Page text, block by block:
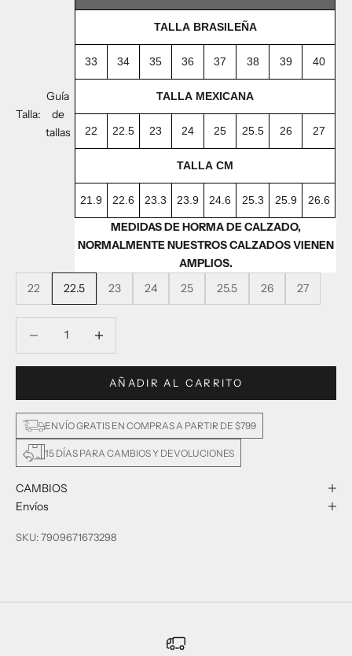
Talla:
Guía
de
tallas
TALLA BRASILEÑA
33 34 35 36 37 38 39 40
TALLA MEXICANA
22 22.5 23 24 25 25.5 26 27
TALLA CM
21.9 22.6 23.3 23.9 24.6 25.3 25.9 26.6
MEDIDAS DE HORMA DE CALZADO,
NORMALMENTE NUESTROS CALZADOS VIENEN
AMPLIOS.
22
22.5 23 24 25 25.5 26 27
AÑADIR AL CARRITO
ENVÍO GRATIS EN COMPRAS A PARTIR DE $799
15 DÍAS PARA CAMBIOS Y DEVOLUCIONES
CAMBIOS
Envíos
SKU: 7909671673298